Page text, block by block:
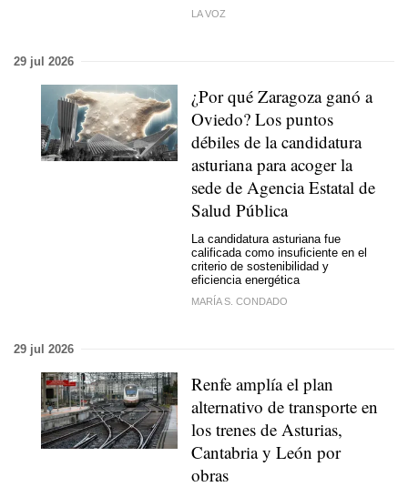
LA VOZ
29 jul 2026
¿Por qué Zaragoza ganó a
Oviedo? Los puntos
débiles de la candidatura
asturiana para acoger la
sede de Agencia Estatal de
Salud Pública
La candidatura asturiana fue
calificada como insuficiente en el
criterio de sostenibilidad y
eficiencia energética
MARÍA S. CONDADO
29 jul 2026
Renfe amplía el plan
alternativo de transporte en
los trenes de Asturias,
Cantabria y León por
obras